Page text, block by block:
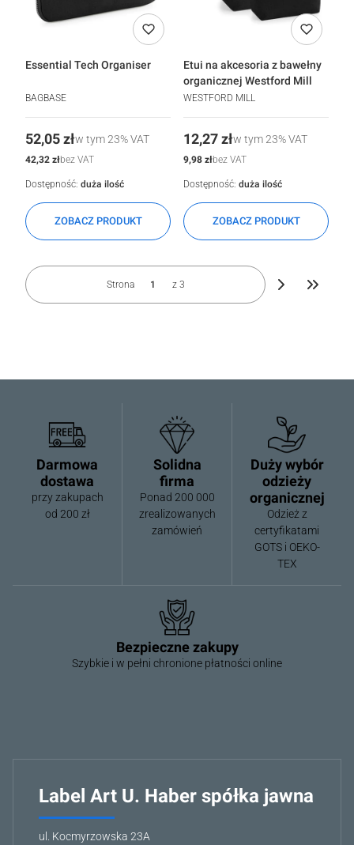
Essential Tech Organiser
BAGBASE
Cena
52,05 złw tym23%VAT
Cena
42,32 złbez VAT
ZOBACZ PRODUKT
Dostępność: duża ilość
Etui na akcesoria z bawełny
organicznej Westford Mill
WESTFORD MILL
Cena
12,27 złw tym23%VAT
Cena
9,98 złbez VAT
ZOBACZ PRODUKT
Dostępność: duża ilość
Strona z 3
Przejdź
Darmowa
dostawa
przy zakupach
od 200 zł
Solidna
firma
Ponad 200 000
zrealizowanych
zamówień
Duży wybór
odzieży
organicznej
Odzież z
certyfikatami
GOTS i OEKO-
TEX
Bezpieczne zakupy
Szybkie i w pełni chronione płatności online
Label Art U. Haber spółka jawna
ul. Kocmyrzowska 23A